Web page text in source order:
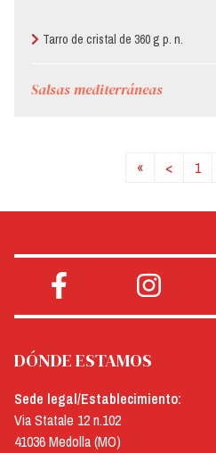
Tarro de cristal de 360 g p. n.
Salsas mediterráneas
« < 1
DÓNDE ESTAMOS
Sede legal/Establecimiento:
Via Statale 12 n.102
41036 Medolla (MO)